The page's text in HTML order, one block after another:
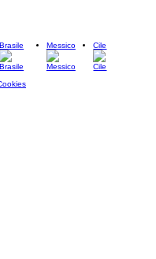
Brasile Messico Cile